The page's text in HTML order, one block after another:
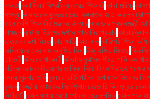
দক্ষতা কলাম্বিয়া বিশ্ববিদ্যালয়ের শিক্ষার্থী কাঁচা মরিচে
সমস্যা কানাডাকে যুক্তরাষ্ট্রের অঙ্গরাজ্য হতে বললেন ট্রাম্প
বাংলাদেশি শিক্ষার্থীর মরদেহ উদ্ধার কানাডার প্রধানমন্ত্রী
যাচ্ছেন কান্ট ও হিউমের দর্শনে গাজালির প্রভাব
ছাত্রদল কর্মী নিহত কার ক্ষতি কার লাভ কারিগরি শিক্ষা
অধিনায়কত্বের নাম অনুমিত ছিল কিছু ইঙ্গিত মিলছে
তাতে? কীভাবে খাবেন? কীভাবে বুঝবেন শীতে পানি কম
দরিদ্রদের চাল বিতরণের তালিকা নিয়ে বিএনপির দুই পক্ষের
মেয়র সূচনার জমি কুয়েটে ভর্তি পরীক্ষা উপলক্ষে বিমানের
কৃষক কেন্দ্রীয় ব্যাংকের নির্দেশনায় ট্রেজারি বিল ও বন্ড
নির্ধারণ" কোন কথায় রেগে গেলেন জেলেনস্কি কোন পক্ষ